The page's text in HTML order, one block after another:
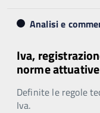
Analisi e
Iva,
norme attuative
Definite le regole
Iva.